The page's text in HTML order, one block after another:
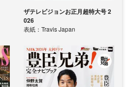
ザテレビジョンお正月超特大号 2
026
表紙：Travis Japan